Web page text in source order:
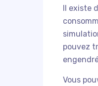
Il existe
pouvez
Vous